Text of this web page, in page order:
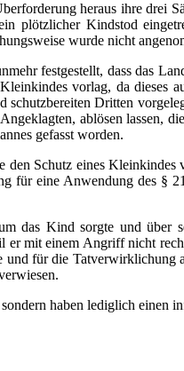
heraus ihre drei
plötzlicher Kindstod
wurde nicht
festgestellt, dass das
vorlag, da
Dritten
ablösen
gefasst worden.
Schutz eines
für eine Anwendung des §
das Kind sorgte und
mit einem Angriff nicht
für die
haben lediglich einen